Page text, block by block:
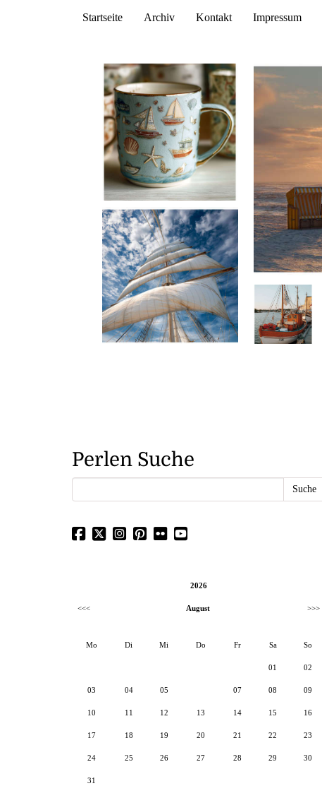
Startseite Archiv Kontakt Impressum
Perlen Suche
2026
<<< August >>>
Mo Di Mi Do Fr Sa So
01 02
03 04 05 07 08 09
10 11 12 13 14 15 16
17 18 19 20 21 22 23
24 25 26 27 28 29 30
31